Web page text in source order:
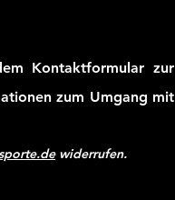
Kontaktformular zur
zum Umgang mit
widerrufen.